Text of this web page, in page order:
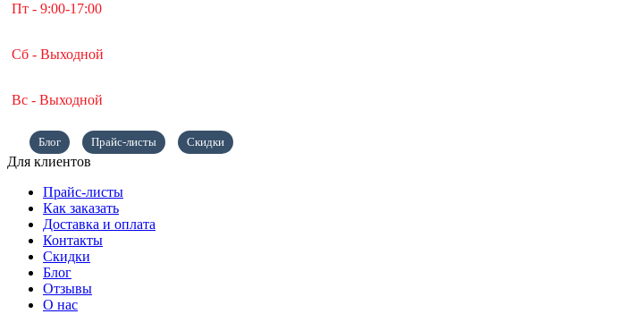
Пт - 9:00-17:00
Сб - Выходной
Вс - Выходной
Блог Прайс-листы Скидки
Для клиентов
Прайс-листы
Как заказать
Доставка и оплата
Контакты
Скидки
Блог
Отзывы
О нас